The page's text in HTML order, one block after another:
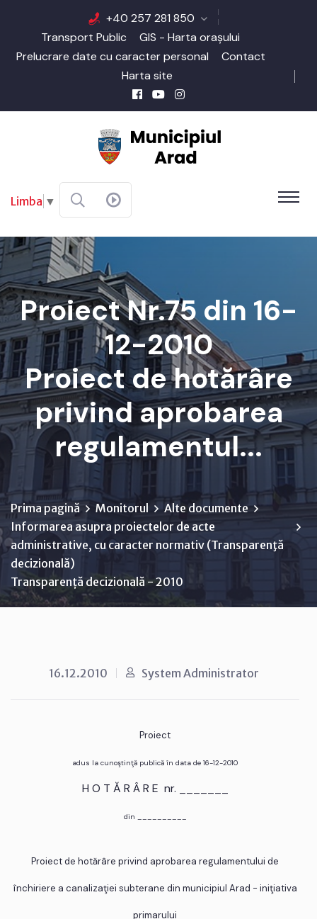
+40 257 281 850
Transport Public
GIS - Harta orașului
Prelucrare date cu caracter personal
Contact
Harta site
Limba ▼
Proiect Nr.75 din 16-
12-2010
Proiect de hotărâre
privind aprobarea
regulamentul...
Prima pagină Monitorul
Alte documente
Informarea asupra proiectelor de acte
administrative, cu caracter normativ (Transparenţă
decizională)
Transparență decizională - 2010
16.12.2010 System Administrator
Proiect
adus la cunoştinţă publică în data de 16-12-2010
H O T Ă R Â R E nr. _______
din __________
Proiect de hotărâre privind aprobarea regulamentului de
închiriere a canalizaţiei subterane din municipiul Arad - iniţiativa
primarului